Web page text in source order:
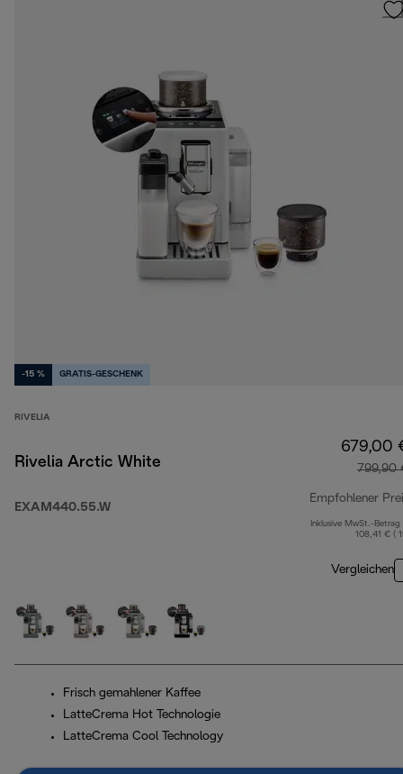
-15 % GRATIS-GESCHENK
RIVELIA
Rivelia Arctic White
EXAM440.55.W
679,00
799,90
Empfohlener
Inklusive MwSt.-Betrag
108,41 € (
Vergleichen
Frisch gemahlener Kaffee
LatteCrema Hot Technologie
LatteCrema Cool Technology